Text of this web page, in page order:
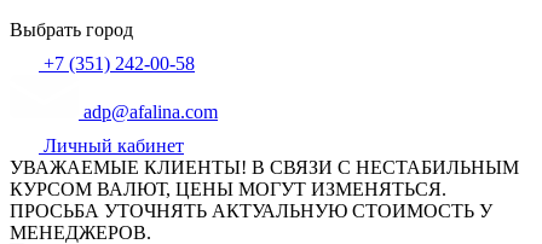
Выбрать город
+7 (351) 242-00-58
adp@afalina.com
Личный кабинет
УВАЖАЕМЫЕ КЛИЕНТЫ! В СВЯЗИ С НЕСТАБИЛЬНЫМ
КУРСОМ ВАЛЮТ, ЦЕНЫ МОГУТ ИЗМЕНЯТЬСЯ.
ПРОСЬБА УТОЧНЯТЬ АКТУАЛЬНУЮ СТОИМОСТЬ У
МЕНЕДЖЕРОВ.